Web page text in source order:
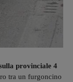
provinciale 4
tra un furgoncino